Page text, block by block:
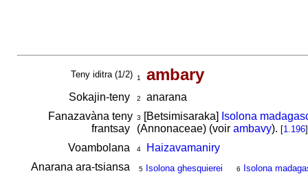
Teny iditra (1/2) 1 ambary
Sokajin-teny 2
anarana
Fanazavàna teny
frantsay
3 [Betsimisaraka] Isolona
(Annonaceae) (voir ambavy). [1.196]
Voambolana 4
Haizavamaniry
Anarana ara-tsiansa
5 Isolona ghesquierei 6 Isolona